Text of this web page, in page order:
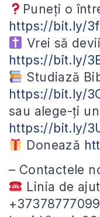
Puneți o
https://bit.ly/
Vrei să
https://bit.ly/
Studiază
https://bit.ly/
sau alege-ți
https://bit.ly/
Donează
– Contactele
Linia de